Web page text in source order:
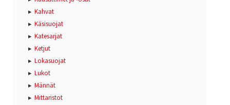
Kahvat
Käsisuojat
Katesarjat
Ketjut
Lokasuojat
Lukot
Männät
Mittaristot